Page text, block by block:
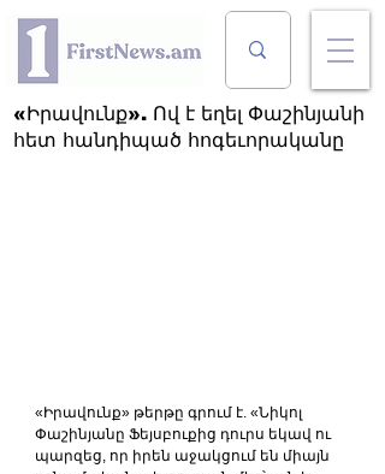
«Իրավունք». Ով է եղել Փաշինյանի
հետ հանդիպած հոգեւորականը
«Իրավունք» թերթը գրում է. «Նիկոլ
Փաշինյանը Ֆեյսբուքից դուրս եկավ ու
պարզեց, որ իրեն աջակցում են միայն